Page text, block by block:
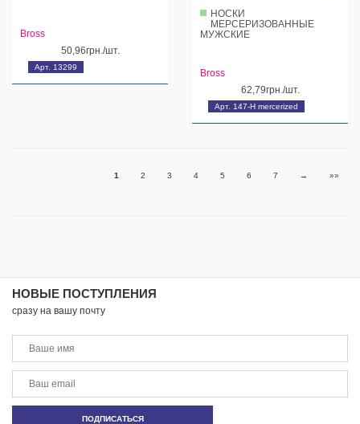
Арт. 13299
Bross
50,96грн./шт.
Арт. 147-Н mercerized
НОСКИ
МЕРСЕРИЗОВАННЫЕ
МУЖСКИЕ
Bross
62,79грн./шт.
1 2 3 4 5 6 7 → »»
НОВЫЕ ПОСТУПЛЕНИЯ
сразу на вашу почту